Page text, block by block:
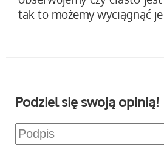
tak to możemy wyciągnąć je
Podziel się swoją opinią!